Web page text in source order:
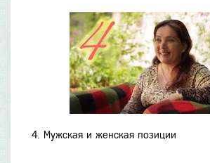
4. Мужская и женская позиции